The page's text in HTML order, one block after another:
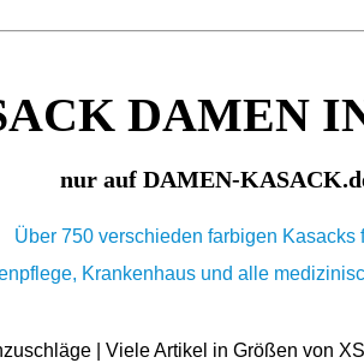
DAMEN
nur auf DAMEN-
Über 750 verschieden farbigen Kasacks
Krankenhaus und alle
| Viele Artikel in Größen von